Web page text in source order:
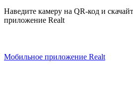
Наведите камеру на QR-код и
приложение Realt
Мобильное приложение Realt